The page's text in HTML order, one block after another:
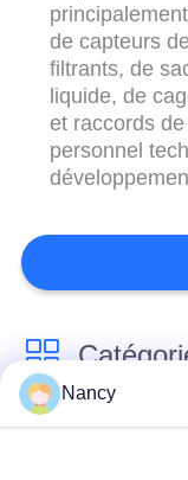
de capteurs
filtrants, de
liquide, de
et raccords
personnel
filtrage
clients
Sacs filtrants pour
Nancy